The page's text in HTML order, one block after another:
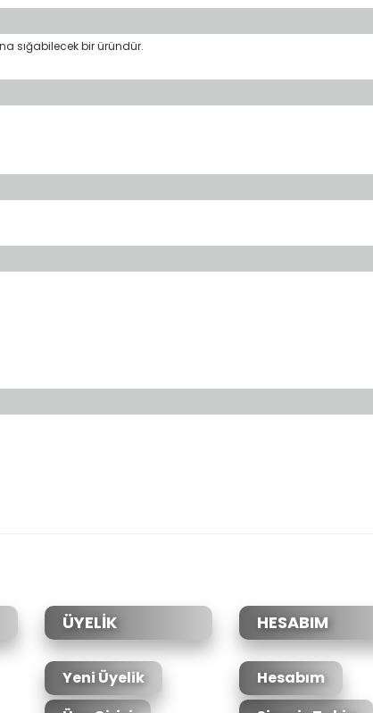
sığabilecek bir üründür.
ÜYELİK
Yeni Üyelik
HESABIM
Hesabım